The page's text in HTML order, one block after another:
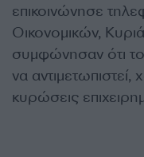
επικοινώνησε
Οικονομικών,
συμφώνησαν ότι
να
κυρώσεις